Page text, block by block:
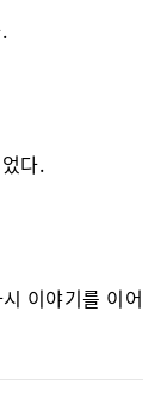
다.
이야기를 이어